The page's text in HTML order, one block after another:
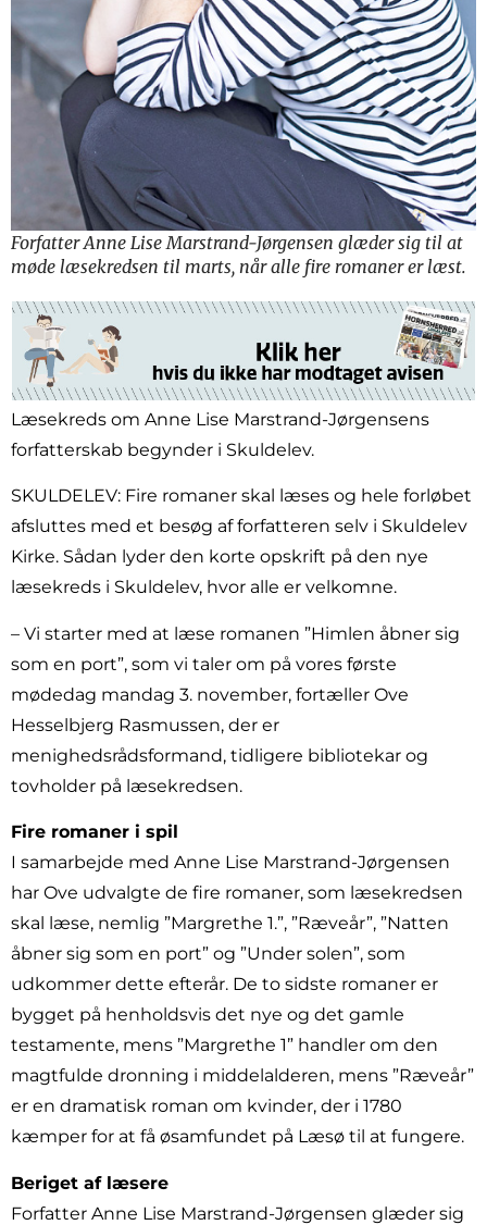
Forfatter Anne Lise Marstrand-Jørgensen glæder sig til at
møde læsekredsen til marts, når alle fire romaner er læst.
Læsekreds om Anne Lise Marstrand-Jørgensens
forfatterskab begynder i Skuldelev.
SKULDELEV: Fire romaner skal læses og hele forløbet
afsluttes med et besøg af forfatteren selv i Skuldelev
Kirke. Sådan lyder den korte opskrift på den nye
læsekreds i Skuldelev, hvor alle er velkomne.
– Vi starter med at læse romanen ”Himlen åbner sig
som en port”, som vi taler om på vores første
mødedag mandag 3. november, fortæller Ove
Hesselbjerg Rasmussen, der er
menighedsrådsformand, tidligere bibliotekar og
tovholder på læsekredsen.
Fire romaner i spil
I samarbejde med Anne Lise Marstrand-Jørgensen
har Ove udvalgte de fire romaner, som læsekredsen
skal læse, nemlig ”Margrethe 1.”, ”Ræveår”, ”Natten
åbner sig som en port” og ”Under solen”, som
udkommer dette efterår. De to sidste romaner er
bygget på henholdsvis det nye og det gamle
testamente, mens ”Margrethe 1” handler om den
magtfulde dronning i middelalderen, mens ”Ræveår”
er en dramatisk roman om kvinder, der i 1780
kæmper for at få øsamfundet på Læsø til at fungere.
Beriget af læsere
Forfatter Anne Lise Marstrand-Jørgensen glæder sig